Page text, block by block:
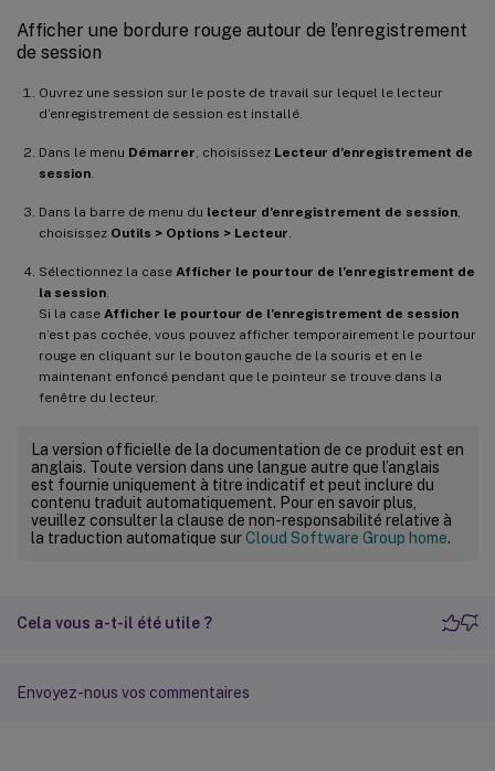
Afficher une bordure rouge autour de l’enregistrement
de session
Ouvrez une session sur le poste de travail sur lequel le lecteur
d’enregistrement de session est installé.
Dans le menu Démarrer , choisissez Lecteur d’enregistrement de
session
Dans la barre de menu du lecteur d’enregistrement de session
choisissez Outils > Options > Lecteur
Sélectionnez la case Afficher le pourtour de l’enregistrement de
la session
Si la case Afficher le pourtour de l’enregistrement de session
n’est pas cochée, vous pouvez afficher temporairement le pourtour
rouge en cliquant sur le bouton gauche de la souris et en le
maintenant enfoncé pendant que le pointeur se trouve dans la
fenêtre du lecteur.
La version officielle de la documentation de ce produit est en
anglais. Toute version dans une langue autre que l’anglais
est fournie uniquement à titre indicatif et peut inclure du
contenu traduit automatiquement. Pour en savoir plus,
veuillez consulter la clause de non-responsabilité relative à
la traduction automatique surCloud Software Group home.
Cela vous a-t-il été utile ?
Envoyez-nous vos commentaires